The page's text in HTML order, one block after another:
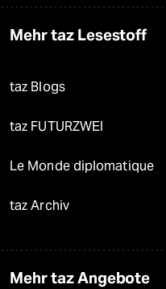
Mehr taz Lesestoff
taz Blogs
taz FUTURZWEI
Le Monde diplomatique
taz Archiv
Mehr taz Angebote